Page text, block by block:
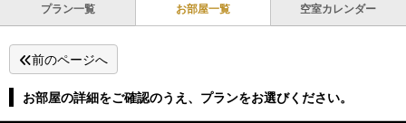
プラン一覧 お部屋一覧 空室カレンダー
前のページへ
お部屋の詳細をご確認のうえ、プランをお選びください。